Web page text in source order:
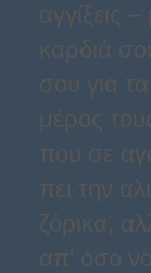
αγγίξεις
καρδιά
σου για
μέρος
που σε
πει την
ζόρικα,
απ' όσο